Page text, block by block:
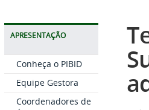
APRESENTAÇÃO
Conheça o PIBID
Equipe Gestora
Coordenadores de